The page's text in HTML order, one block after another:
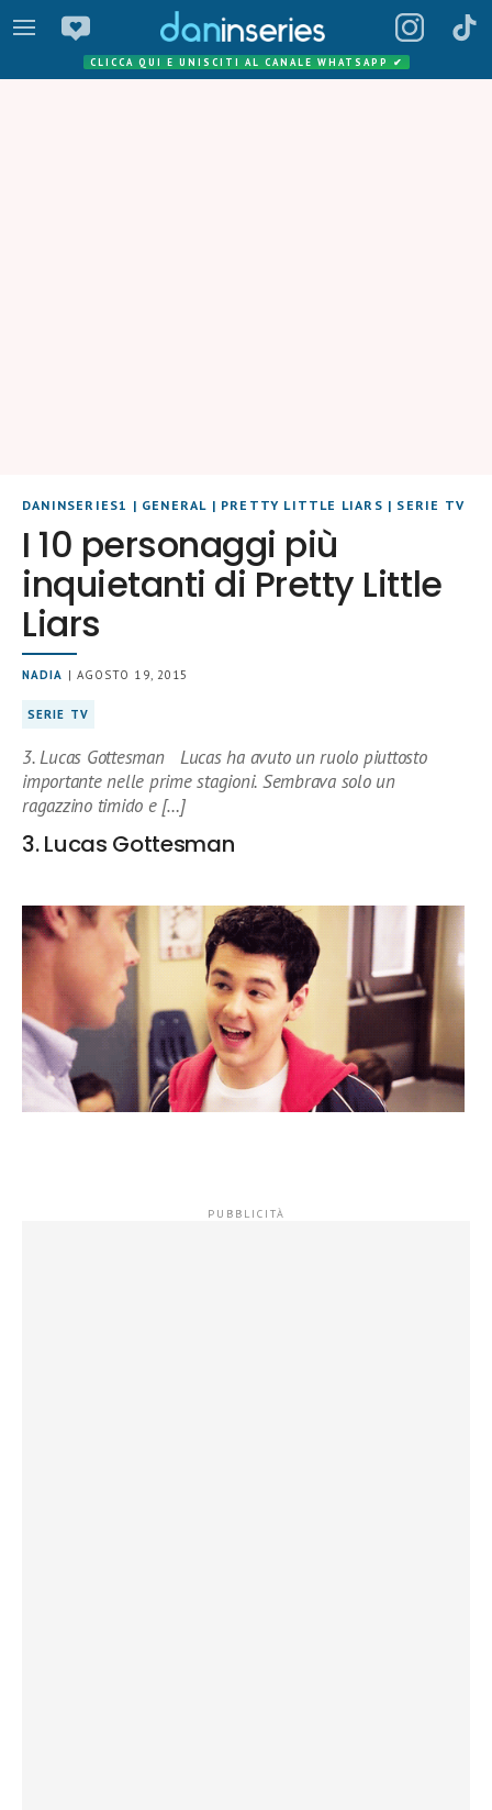
CLICCA QUI E UNISCITI AL CANALE WHATSAPP ✔
DANINSERIES1 | GENERAL | PRETTY LITTLE LIARS | SERIE TV
I 10 personaggi più
inquietanti di Pretty Little
Liars
NADIA | AGOSTO 19, 2015
SERIE TV
3. Lucas Gottesman Lucas ha avuto un ruolo piuttosto
importante nelle prime stagioni. Sembrava solo un
ragazzino timido e […]
3. Lucas Gottesman